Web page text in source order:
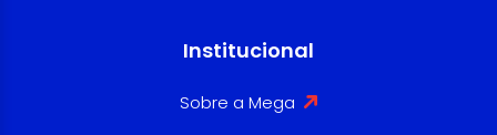
Institucional
Sobre a Mega